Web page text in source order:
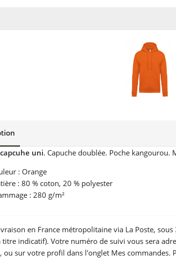
uni. Capuche doublée. Poche kangourou.
: Orange
: 80 % coton, 20 % polyester
: 280 g/m²
en France métropolitaine via La Poste,
titre indicatif). Votre numéro de suivi vous sera
ou sur votre profil dans l'onglet Mes commandes.